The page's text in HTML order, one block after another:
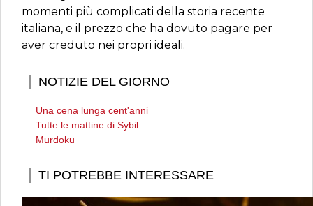
momenti più complicati della storia recente
italiana, e il prezzo che ha dovuto pagare per
aver creduto nei propri ideali.
NOTIZIE DEL GIORNO
Una cena lunga cent'anni
Tutte le mattine di Sybil
Murdoku
TI POTREBBE INTERESSARE